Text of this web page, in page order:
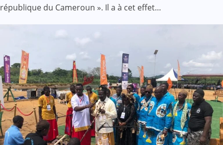
république du Cameroun ». Il a à cet effet…